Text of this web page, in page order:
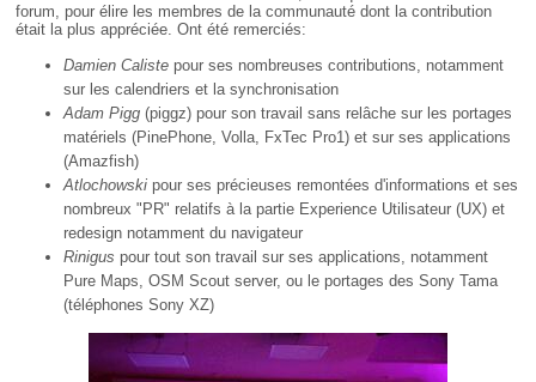
forum, pour élire les membres de la communauté dont la contribution
était la plus appréciée. Ont été remerciés:
Damien Caliste pour ses nombreuses contributions, notamment
sur les calendriers et la synchronisation
Adam Pigg (piggz) pour son travail sans relâche sur les portages
matériels (PinePhone, Volla, FxTec Pro1) et sur ses applications
(Amazfish)
Atlochowski pour ses précieuses remontées d'informations et ses
nombreux "PR" relatifs à la partie Experience Utilisateur (UX) et
redesign notamment du navigateur
Rinigus pour tout son travail sur ses applications, notamment
Pure Maps, OSM Scout server, ou le portages des Sony Tama
(téléphones Sony XZ)